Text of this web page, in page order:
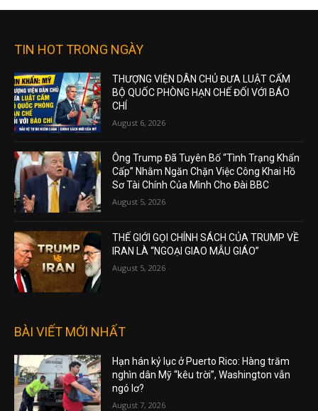
TIN HOT TRONG NGÀY
THƯỢNG VIỆN DÂN CHỦ ĐƯA LUẬT CẤM
BỘ QUỐC PHÒNG HẠN CHẾ ĐỐI VỚI BÁO
CHÍ
August 6, 2026
Ông Trump Đã Tuyên Bố “Tình Trạng Khẩn
Cấp” Nhằm Ngăn Chặn Việc Công Khai Hồ
Sơ Tài Chính Của Mình Cho Đài BBC
August 5, 2026
THẾ GIỚI GỌI CHÍNH SÁCH CỦA TRUMP VỀ
IRAN LÀ “NGOẠI GIAO MẪU GIÁO”
August 5, 2026
BÀI VIẾT MỚI NHẤT
Hạn hán kỷ lục ở Puerto Rico: Hàng trăm
nghìn dân Mỹ “kêu trời”, Washington vẫn
ngó lơ?
August 7, 2026